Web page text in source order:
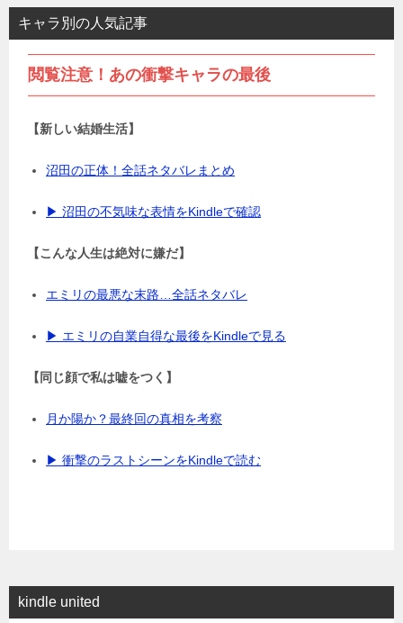
キャラ別の人気記事
閲覧注意！あの衝撃キャラの最後
【新しい結婚生活】
沼田の正体！全話ネタバレまとめ
▶ 沼田の不気味な表情をKindleで確認
【こんな人生は絶対に嫌だ】
エミリの最悪な末路…全話ネタバレ
▶ エミリの自業自得な最後をKindleで見る
【同じ顔で私は嘘をつく】
月か陽か？最終回の真相を考察
▶ 衝撃のラストシーンをKindleで読む
kindle united